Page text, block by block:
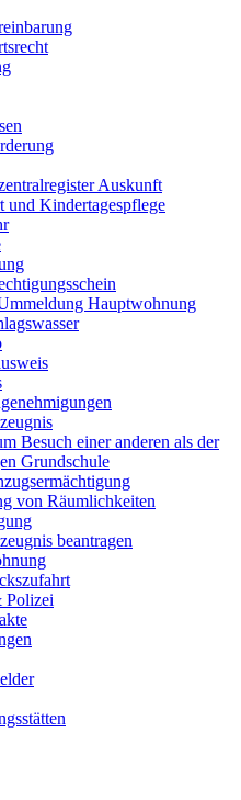
Auskunft
und Kindertagespflege
Hauptwohnung
Besuch einer anderen als der
Grundschule
von Räumlichkeiten
beantragen
Polizei